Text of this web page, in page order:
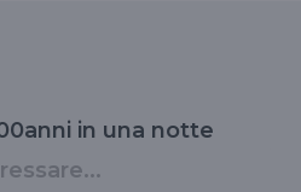
in una notte